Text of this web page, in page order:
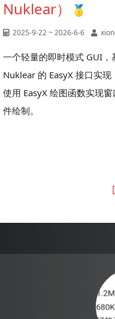
Nuklear）
2025-9-22 ~ 2026-6-6
一个轻量的即时模式 GUI，
Nuklear 的 EasyX 接口实现
使用 EasyX 绘图函数实现
件绘制。